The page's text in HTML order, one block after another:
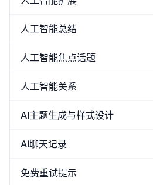
人工智能总结
人工智能焦点话题
人工智能关系
AI主题生成与样式设计
AI聊天记录
免费重试提示